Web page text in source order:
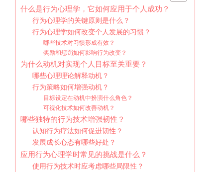
什么是行为心理学，它如何应用于个人成功？
行为心理学的关键原则是什么？
行为心理学如何改变个人发展的习惯？
哪些技术对习惯形成有效？
奖励和惩罚如何影响行为改变？
为什么动机对实现个人目标至关重要？
哪些心理理论解释动机？
行为策略如何增强动机？
目标设定在动机中扮演什么角色？
可视化技术如何改善动机？
哪些独特的行为技术增强韧性？
认知行为疗法如何促进韧性？
发展成长心态有哪些好处？
应用行为心理学时常见的挑战是什么？
使用行为技术时应考虑哪些局限性？